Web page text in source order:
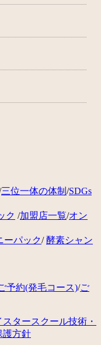
三位一体の体制 /SDGs
ク /加盟店一覧/オン
ーパック/酵素シャン
予約(発毛コース)/ご
スタースクール技術・
護方針